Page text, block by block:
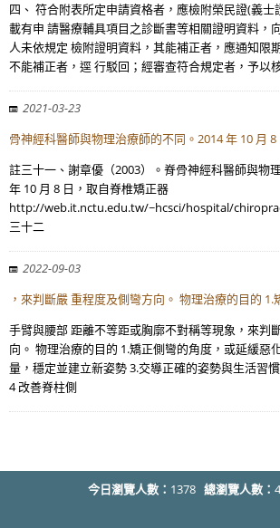
四、 符合附表所定申請資格者，應檢附榮民證(義
載有申 請醫療輔具項目之診斷書等相關證明資料，
人未依規定 檢附證明資料，其能補正者，應通知限
不能補正者，逕 行駁回；經審查符合規定者，予以
2021-03-23
骨神經科醫師與物理治療師的不同。2014 年 10 月 8
註三十一、謝章優（2003）。脊骨神經科醫師與物
年 10 月 8 日，取自脊椎矯正器
http://web.it.nctu.edu.tw/~hcsci/hospital/
三十二
2022-09-03
，來判斷嚴 重程度及側彎方向。 物理治療的目的 1.
手臂與腰部 距離不等距或胸廓不對稱等現象，來判
向。 物理治療的目的 1.矯正側彎的角度，或延緩惡
量，穩定並建立新姿勢 3.交導正確的姿勢與生活習
4 改善脊柱側
今日瀏覽人數： 1378 總瀏覽人數：